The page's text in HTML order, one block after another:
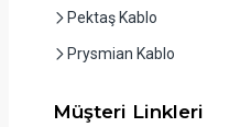
Pektaş Kablo
Prysmian Kablo
Müşteri Linkleri